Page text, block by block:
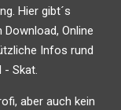
Hier gibt´s
Online
Infos rund
- Skat.
aber auch kein